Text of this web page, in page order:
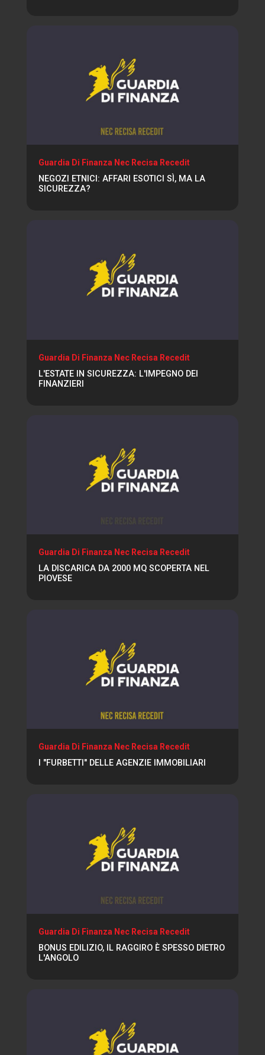
Guardia Di Finanza Nec Recisa Recedit
NEGOZI ETNICI: AFFARI ESOTICI SÌ, MA LA
SICUREZZA?
Guardia Di Finanza Nec Recisa Recedit
L'ESTATE IN SICUREZZA: L'IMPEGNO DEI
FINANZIERI
Guardia Di Finanza Nec Recisa Recedit
LA DISCARICA DA 2000 MQ SCOPERTA NEL
PIOVESE
Guardia Di Finanza Nec Recisa Recedit
I "FURBETTI" DELLE AGENZIE IMMOBILIARI
Guardia Di Finanza Nec Recisa Recedit
BONUS EDILIZIO, IL RAGGIRO È SPESSO DIETRO
L'ANGOLO